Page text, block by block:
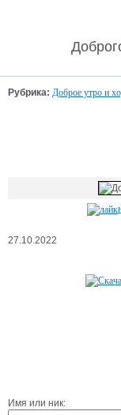
Рубрика: Доброе утро и
27.10.2022
Имя или ник: